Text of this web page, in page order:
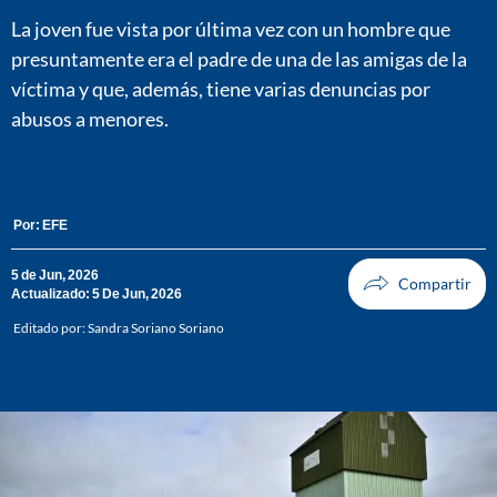
La joven fue vista por última vez con un hombre que
presuntamente era el padre de una de las amigas de la
víctima y que, además, tiene varias denuncias por
abusos a menores.
Por: EFE
5 de Jun, 2026
Actualizado: 5 De Jun, 2026
Editado por:Sandra Soriano Soriano